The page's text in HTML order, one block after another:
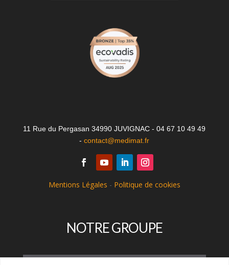
11 Rue du Pergasan 34990 JUVIGNAC - 04 67 10 49 49
-contact@medimat.fr
Mentions Légales - Politique de cookies
NOTRE GROUPE